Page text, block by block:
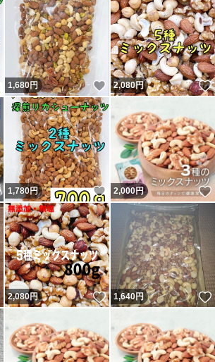
いいね！
1,680円 いいね！
2,080円
いいね！
1,780円 いいね！
2,000円
いいね！
2,080円 いいね！
1,640円